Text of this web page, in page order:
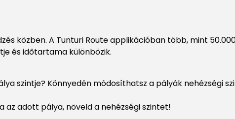
közben. A Tunturi Route applikációban több, mint
és időtartama különbözik.
szintje? Könnyedén módosíthatsz a pályák nehézségi
az adott pálya, növeld a nehézségi szintet!